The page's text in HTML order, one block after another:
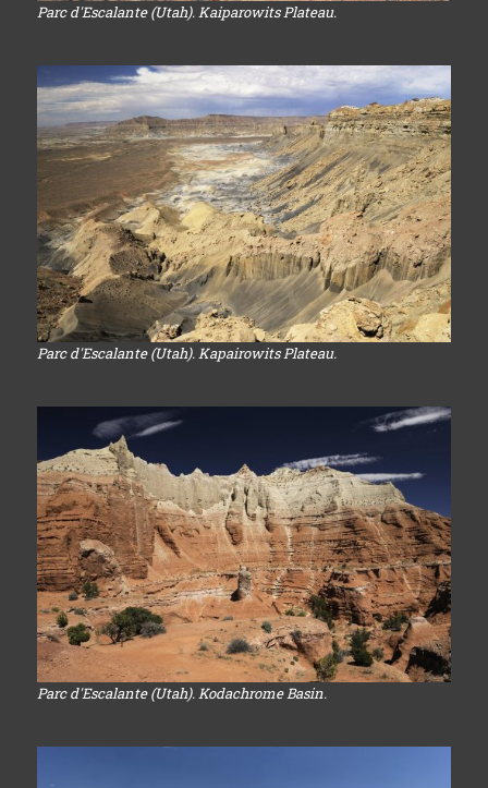
Parc d'Escalante (Utah). Kaiparowits Plateau.
Parc d'Escalante (Utah). Kapairowits Plateau.
Parc d'Escalante (Utah). Kodachrome Basin.